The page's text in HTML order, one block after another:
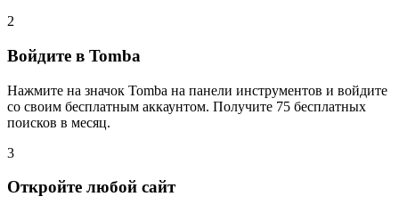
2
Войдите в Tomba
Нажмите на значок Tomba на панели инструментов и войдите
со своим бесплатным аккаунтом. Получите 75 бесплатных
поисков в месяц.
3
Откройте любой сайт